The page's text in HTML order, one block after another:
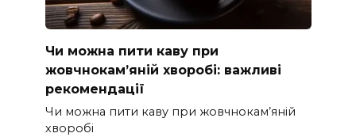
Чи можна пити каву при
жовчнокам’яній хворобі: важливі
рекомендації
Чи можна пити каву при жовчнокам’яній
хворобі